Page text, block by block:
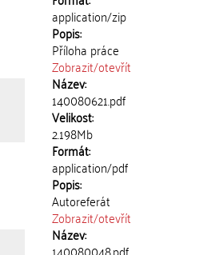
application/zip
Popis:
Příloha práce
Zobrazit/otevřít
Název:
140080621.pdf
Velikost:
2.198Mb
Formát:
application/pdf
Popis:
Autoreferát
Zobrazit/otevřít
Název: